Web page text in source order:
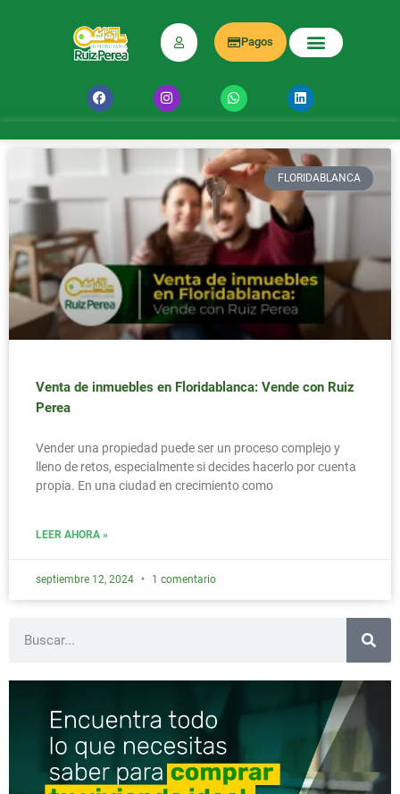
Pagos
FLORIDABLANCA
Venta de inmuebles en Floridablanca: Vende con Ruiz
Perea
Vender una propiedad puede ser un proceso complejo y
lleno de retos, especialmente si decides hacerlo por cuenta
propia. En una ciudad en crecimiento como
LEER AHORA »
septiembre 12, 2024 1 comentario